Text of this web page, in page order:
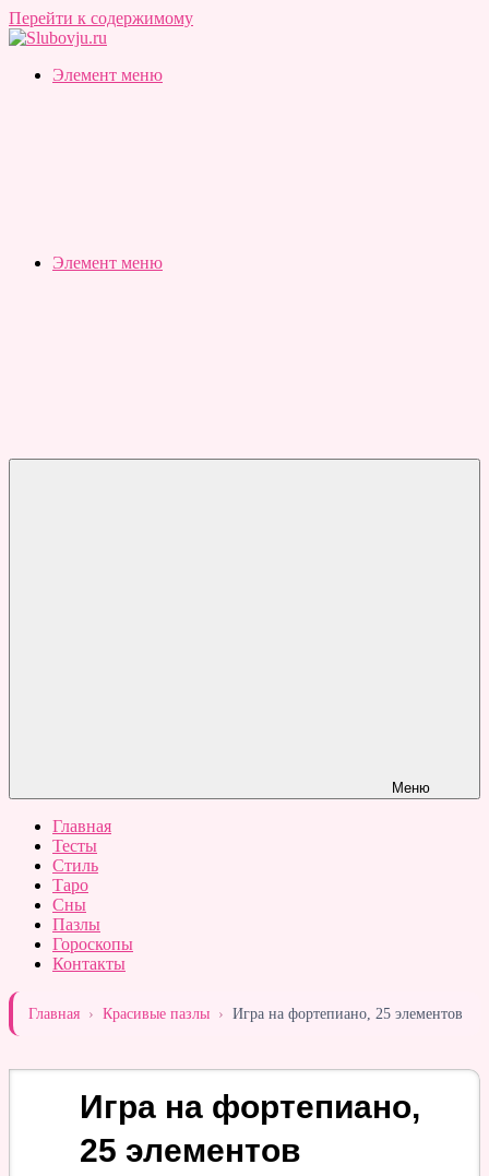
Перейти к содержимому
Slubovju.ru
Бесплатные
Элемент меню
Элемент меню
Меню
Главная
Тесты
Стиль
Таро
Сны
Пазлы
Гороскопы
Контакты
Главная › Красивые пазлы › Игра на фортепиано, 25 элементов
Игра на фортепиано,
25 элементов